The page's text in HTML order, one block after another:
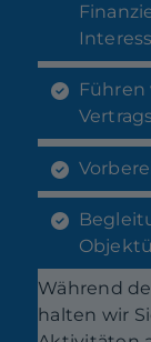
Führen
Während
halten wir